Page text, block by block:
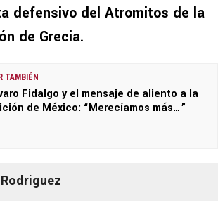
defensivo del Atromitos de la
de Grecia.
TAMBIÉN
Fidalgo y el mensaje de aliento a la
de México: “Merecíamos más…”